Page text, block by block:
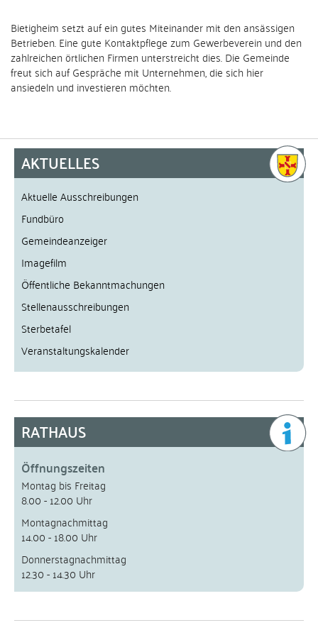
Bietigheim setzt auf ein gutes Miteinander mit den ansässigen
Betrieben. Eine gute Kontaktpflege zum Gewerbeverein und den
zahlreichen örtlichen Firmen unterstreicht dies. Die Gemeinde
freut sich auf Gespräche mit Unternehmen, die sich hier
ansiedeln und investieren möchten.
AKTUELLES
Aktuelle Ausschreibungen
Fundbüro
Gemeindeanzeiger
Imagefilm
Öffentliche Bekanntmachungen
Stellenausschreibungen
Sterbetafel
Veranstaltungskalender
RATHAUS
Öffnungszeiten
Montag bis Freitag
8.00 - 12.00 Uhr
Montagnachmittag
14.00 - 18.00 Uhr
Donnerstagnachmittag
12.30 - 14.30 Uhr